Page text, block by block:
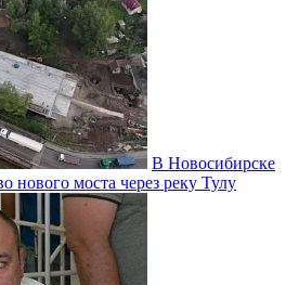
В Новосибирске
нового моста через реку Тулу